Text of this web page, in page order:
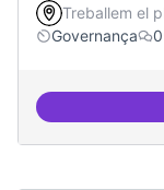
Treballem el
Governança
0